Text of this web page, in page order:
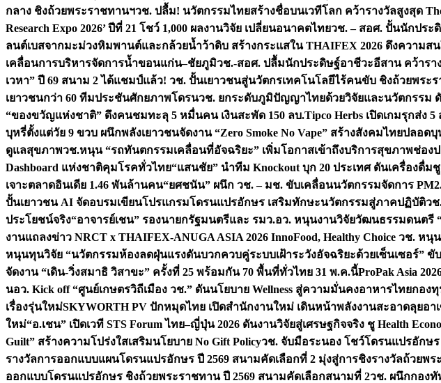
กลาง ชิงถ้วยพระราชทานฯวช. ปลื้ม! นวัตกรรมไทยสร้างชื่อบนเวทีโลก คว้ารางวัลสูงสุด
Research Expo 2026’ ปีที่ 21 โชว์ 1,000 ผลงานวิจัย เปลี่ยนอนาคตไทยวช. – สอศ. ปั้นนักประ
ลนต์เบสจากมะม่วงหิมพานต์และกล้วยน้ำว้าดิบ สร้างกระแสใน THAIFEX 2026 ดึงความส
เคลื่อนการบริหารจัดการน้ำขอนแก่น–ชัยภูมิวช.-สอศ. ปลื้มนักประดิษฐ์อาชีวะอีสาน คว้ารา
เวหา” ปี 69 สนาม 2 ได้แชมป์แล้ว! วช. ปั้นเยาวชนสู่นวัตกรเทคโนโลยีไร้คนขับ ชิงถ้วยพระ
เยาวชนกว่า 60 ทีมประชันศักยภาพโดรนวช. ยกระดับภูมิปัญญาไทยด้วยวิจัยและนวัตกรรม
“ของขวัญแห่งชาติ” ดึงคนชมทะลุ 5 หมื่นคน เงินสะพัด 150 ลบ.Tipco Herbs เปิดเกมรุกส่ง
บุหรี่ตั้งแต่วัย 9 ขวบ ผนึกพลังเยาวชนจัดงาน “Zero Smoke No Vape” สร้างสังคมไทยปลอด
ดูแลสุขภาพวช.หนุน “รถทันตกรรมเคลื่อนที่อัจฉริยะ” เพิ่มโอกาสเข้าถึงบริการสุขภาพช่อง
Dashboard แห่งชาติคุมโรคทั่วไทย“แสนชัย” นำทีม Knockout บุก 20 ประเทศ ดันเครื่องดื่ม
เจาะตลาดอินเดีย 1.46 พันล้านคน“ยศชนัน” ผนึก วช. – มช. ขับเคลื่อนนวัตกรรมจัดการ
ปั้นเยาวชน AI จัดอบรมเขียนโปรแกรมโดรนแปรอักษร เสริมทักษะนวัตกรรมสู่ภาคปฏิบัติวช
ประโยชน์จริง“อาจารย์เชน” รองนายกรัฐมนตรีและ รมว.อว. หนุนงานวิจัยวัฒนธรรมดนต
งานแถลงข่าว NRCT x THAIFEX-ANUGA ASIA 2026 InnoFood, Healthy Choice วช. หนุน
หนุนทุนวิจัย “นวัตกรรมห้องลดฝุ่นแรงดันบวกควบคู่ระบบเฝ้าระวังอัจฉริยะด้วยเซ็นเซอร์”
จัดงาน “เดิน-วิ่งสมาธิ วิสาขะ” ครั้งที่ 25 พร้อมกัน 70 พื้นที่ทั่วไทย 31 พ.ค.นี้ProPak Asia
นอว. Kick off “ศูนย์เกษตรวิถีเมือง วช.” ดันนโยบาย Wellness สู่ความมั่นคงอาหารไทยกอง
เรื่องรุ่นใหม่SKYWORTH PV ปักหมุดไทย เปิดสำนักงานใหม่ เดินหน้าพลังงานสะอาดลุยอา
ใหม่“อ.เชน” เปิดเวที STS Forum ไทย–ญี่ปุ่น 2026 ดันงานวิจัยสู่เศรษฐกิจจริง ชู Health
Guilt” สร้างความโปร่งใสเสริมนโยบาย No Gift Policyวช. จับมือระนอง โชว์โดรนแปรอักษร
รางวัลการออกแบบแผนโดรนแปรอักษร ปี 2569 สนามคัดเลือกที่ 2 มุ่งสู่การชิงรางวัลถ้วยพ
ออกแบบโดรนแปรอักษร ชิงถ้วยพระราชทาน ปี 2569 สนามคัดเลือกสนามที่ 2วช. ผนึกกองทั